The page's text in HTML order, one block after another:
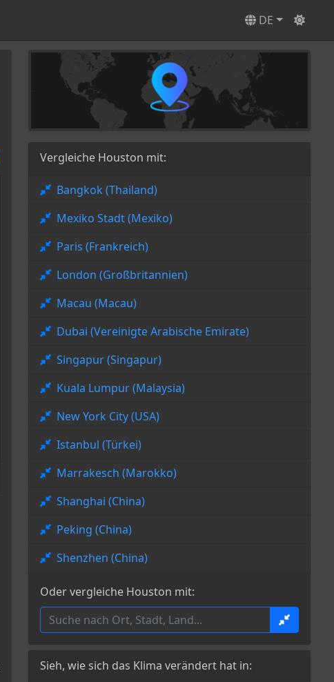
DE
Vergleiche Houston mit:
Bangkok (Thailand)
Mexiko Stadt (Mexiko)
Paris (Frankreich)
London (Großbritannien)
Macau (Macau)
Dubai (Vereinigte Arabische Emirate)
Singapur (Singapur)
Kuala Lumpur (Malaysia)
New York City (USA)
Istanbul (Türkei)
Marrakesch (Marokko)
Shanghai (China)
Peking (China)
Shenzhen (China)
Oder vergleiche Houston mit:
Sieh, wie sich das Klima verändert hat in: